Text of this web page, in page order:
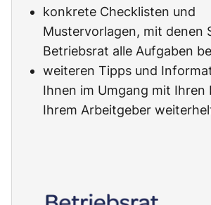
konkrete Checklisten und
Mustervorlagen, mit denen
Betriebsrat alle Aufgaben
weiteren Tipps und
Ihnen im Umgang mit Ihren
Ihrem Arbeitgeber